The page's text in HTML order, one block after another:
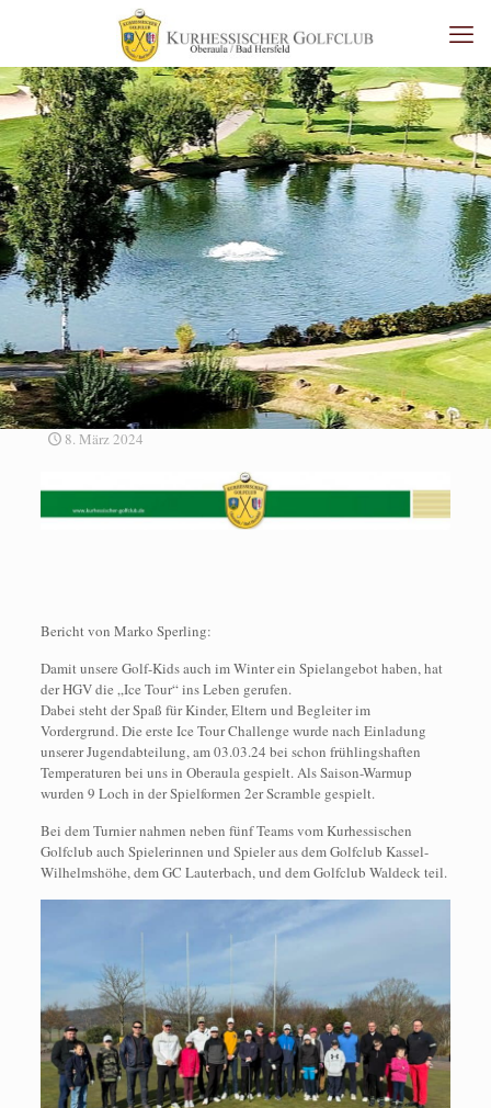
8. März 2024
Bericht von Marko Sperling:
Damit unsere Golf-Kids auch im Winter ein Spielangebot haben, hat
der HGV die „Ice Tour“ ins Leben gerufen.
Dabei steht der Spaß für Kinder, Eltern und Begleiter im
Vordergrund. Die erste Ice Tour Challenge wurde nach Einladung
unserer Jugendabteilung, am 03.03.24 bei schon frühlingshaften
Temperaturen bei uns in Oberaula gespielt. Als Saison-Warmup
wurden 9 Loch in der Spielformen 2er Scramble gespielt.
Bei dem Turnier nahmen neben fünf Teams vom Kurhessischen
Golfclub auch Spielerinnen und Spieler aus dem Golfclub Kassel-
Wilhelmshöhe, dem GC Lauterbach, und dem Golfclub Waldeck teil.